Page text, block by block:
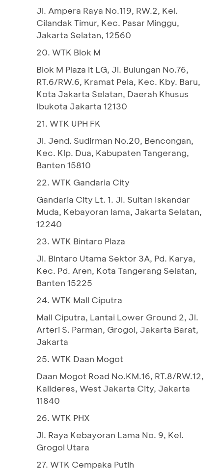
Jl. Ampera Raya No.119, RW.2, Kel.
Cilandak Timur, Kec. Pasar Minggu,
Jakarta Selatan, 12560
20. WTK Blok M
Blok M Plaza lt LG, Jl. Bulungan No.76,
RT.6/RW.6, Kramat Pela, Kec. Kby. Baru,
Kota Jakarta Selatan, Daerah Khusus
Ibukota Jakarta 12130
21. WTK UPH FK
Jl. Jend. Sudirman No.20, Bencongan,
Kec. Klp. Dua, Kabupaten Tangerang,
Banten 15810
22. WTK Gandaria City
Gandaria City Lt. 1. Jl. Sultan Iskandar
Muda, Kebayoran lama, Jakarta Selatan,
12240
23. WTK Bintaro Plaza
Jl. Bintaro Utama Sektor 3A, Pd. Karya,
Kec. Pd. Aren, Kota Tangerang Selatan,
Banten 15225
24. WTK Mall Ciputra
Mall Ciputra, Lantai Lower Ground 2, Jl.
Arteri S. Parman, Grogol, Jakarta Barat,
Jakarta
25. WTK Daan Mogot
Daan Mogot Road No.KM.16, RT.8/RW.12,
Kalideres, West Jakarta City, Jakarta
11840
26. WTK PHX
Jl. Raya Kebayoran Lama No. 9, Kel.
Grogol Utara
27. WTK Cempaka Putih